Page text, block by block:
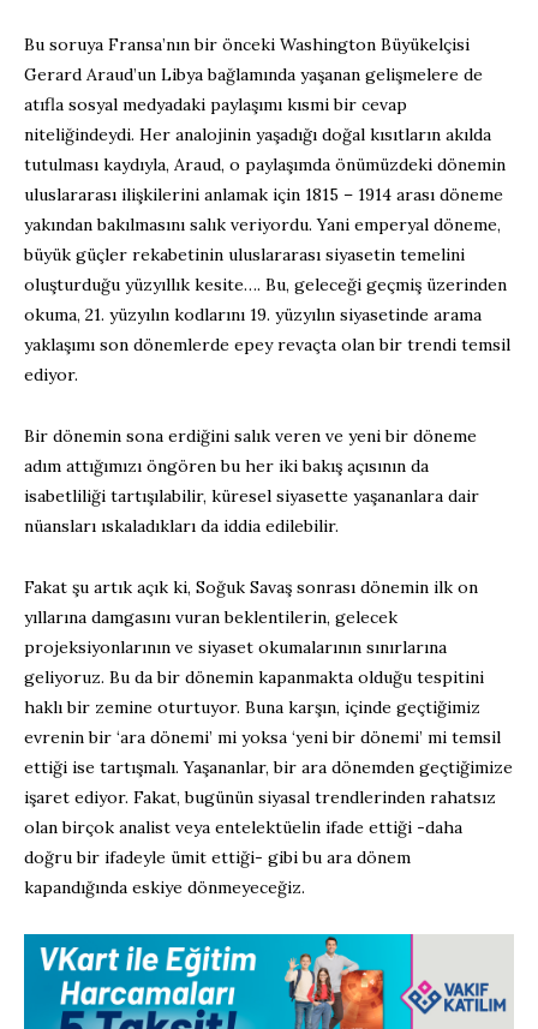
Bu soruya Fransa’nın bir önceki Washington Büyükelçisi
Gerard Araud’un Libya bağlamında yaşanan gelişmelere de
atıfla sosyal medyadaki paylaşımı kısmi bir cevap
niteliğindeydi. Her analojinin yaşadığı doğal kısıtların akılda
tutulması kaydıyla, Araud, o paylaşımda önümüzdeki dönemin
uluslararası ilişkilerini anlamak için 1815 – 1914 arası döneme
yakından bakılmasını salık veriyordu. Yani emperyal döneme,
büyük güçler rekabetinin uluslararası siyasetin temelini
oluşturduğu yüzyıllık kesite…. Bu, geleceği geçmiş üzerinden
okuma, 21. yüzyılın kodlarını 19. yüzyılın siyasetinde arama
yaklaşımı son dönemlerde epey revaçta olan bir trendi temsil
ediyor.
Bir dönemin sona erdiğini salık veren ve yeni bir döneme
adım attığımızı öngören bu her iki bakış açısının da
isabetliliği tartışılabilir, küresel siyasette yaşananlara dair
nüansları ıskaladıkları da iddia edilebilir.
Fakat şu artık açık ki, Soğuk Savaş sonrası dönemin ilk on
yıllarına damgasını vuran beklentilerin, gelecek
projeksiyonlarının ve siyaset okumalarının sınırlarına
geliyoruz. Bu da bir dönemin kapanmakta olduğu tespitini
haklı bir zemine oturtuyor. Buna karşın, içinde geçtiğimiz
evrenin bir ‘ara dönemi’ mi yoksa ‘yeni bir dönemi’ mi temsil
ettiği ise tartışmalı. Yaşananlar, bir ara dönemden geçtiğimize
işaret ediyor. Fakat, bugünün siyasal trendlerinden rahatsız
olan birçok analist veya entelektüelin ifade ettiği -daha
doğru bir ifadeyle ümit ettiği- gibi bu ara dönem
kapandığında eskiye dönmeyeceğiz.